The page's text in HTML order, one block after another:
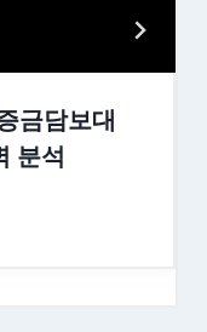
금담보대
분석